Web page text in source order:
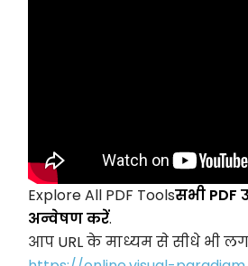
Explore All PDF Toolsसभी PDF
अन्वेषण करें.
आप URL के माध्यम से सीधे भी